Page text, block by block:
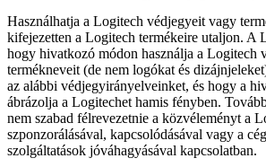
Használhatja a Logitech védjegyeit vagy
kifejezetten a Logitech termékeire utaljon. A
hogy hivatkozó módon használja a Logitech
termékneveit (de nem logókat és
az alábbi védjegyirányelveinket, és hogy a
ábrázolja a Logitechet hamis fényben.
nem szabad félrevezetnie a közvéleményt a
szponzorálásával, kapcsolódásával vagy a
szolgáltatások jóváhagyásával kapcsolatban.